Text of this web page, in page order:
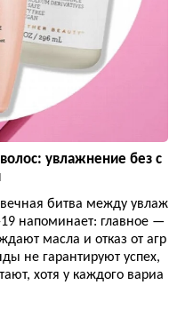
увлажнение без с
битва между увлаж
напоминает: главное —
масла и отказ от агр
не гарантируют успех,
хотя у каждого вариа